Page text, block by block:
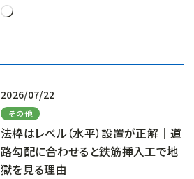
読
2026/07/22
その他
法枠はレベル（水平）設置が正解｜道
路勾配に合わせると鉄筋挿入工で地
獄を見る理由